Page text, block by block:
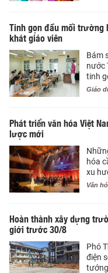
Tinh gọn đầu mối trường
khát giáo viên
Bám
nước
tinh
Giáo
Phát triển văn hóa Việt
lược mới
hóa
xu
Văn
Hoàn thành xây dựng
giới trước 30/8
Phó
điện